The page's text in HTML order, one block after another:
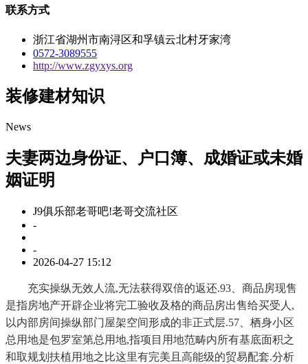
联系方式
浙江省湖州市南浔区和孚镇云北村牙家湾
0572-3089555
http://www.zgyxys.org
装修建材知识
News
夫妻两边身份证、户口簿、成婚证或未婚
姻证明
J9俱乐部老哥吧!老哥交流社区
-
-
2026-04-27 15:12
充实操纵无效人流,无法获得双倍的返还.93、商品房现售
是指房地产开辟企业将完工验收及格的商品房出售给买受人,
以内部房间操纵部门屋架空间形成的非正式层.57、栖身小区
总用地是包罗室第总用地,指项目用地范畴内所有基底面积之
和取规划扶植用地之比这里有完美且高能级的贸易配套.分析